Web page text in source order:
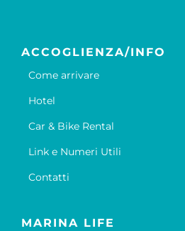
ACCOGLIENZA/INFO
Come arrivare
Hotel
Car & Bike Rental
Link e Numeri Utili
Contatti
MARINA LIFE